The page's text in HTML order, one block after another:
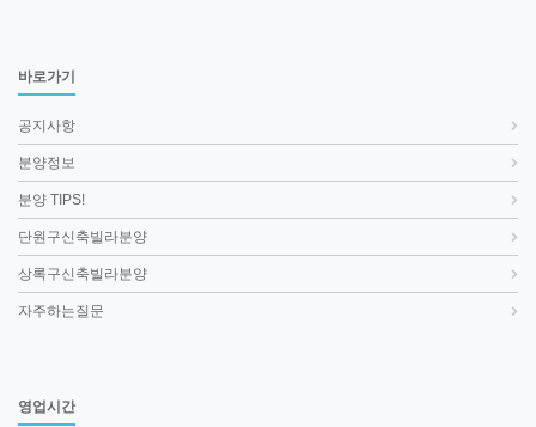
바로가기
공지사항
분양정보
분양 TIPS!
단원구신축빌라분양
상록구신축빌라분양
자주하는질문
영업시간